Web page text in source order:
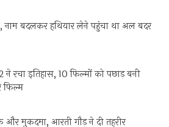
बदलकर हथियार लेने पहुंचा था अल बदर
इतिहास, 10 फिल्मों को पछाड़ बनी
फिल्म
और मुकदमा, आरती गौड़ ने दी तहरीर